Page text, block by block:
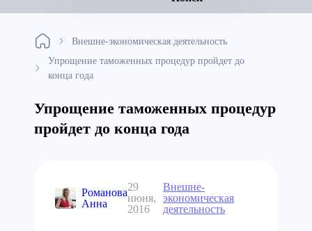
Внешне-экономическая деятельность
Упрощение таможенных процедур пройдет до
конца года
Упрощение таможенных процедур
пройдет до конца года
Романова
Анна
29
июня,
2016
Внешне-
экономическая
деятельность